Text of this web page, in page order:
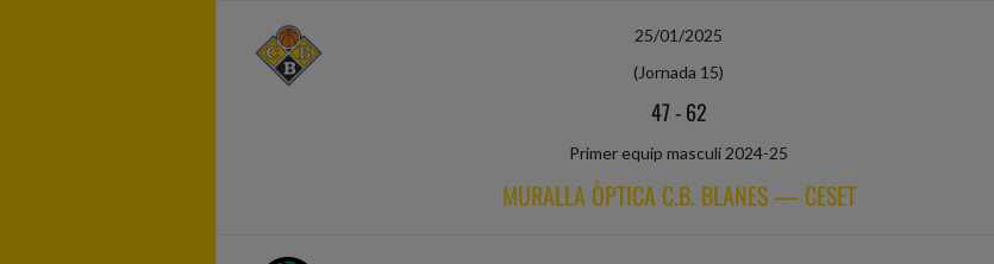
25/01/2025
(Jornada 15)
47-62
Primer equip masculí 2024-25
MURALLA ÒPTICA C.B. BLANES — CESET